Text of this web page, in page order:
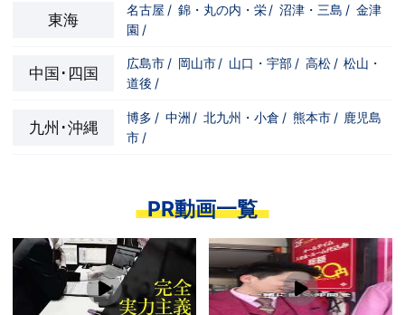
東海
名古屋 / 錦・丸の内・栄 / 沼津・三島 / 金津
園 /
中国･四国
広島市 / 岡山市 / 山口・宇部 / 高松 / 松山・
道後 /
九州･沖縄
博多 / 中洲 / 北九州・小倉 / 熊本市 / 鹿児島
市 /
PR動画一覧